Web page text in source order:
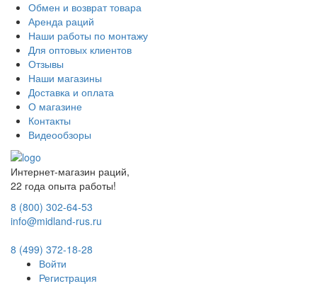
Обмен и возврат товара
Аренда раций
Наши работы по монтажу
Для оптовых клиентов
Отзывы
Наши магазины
Доставка и оплата
О магазине
Контакты
Видеообзоры
Интернет-магазин раций,
22 года опыта работы!
8 (800) 302-64-53
info@midland-rus.ru
8 (499) 372-18-28
Войти
Регистрация